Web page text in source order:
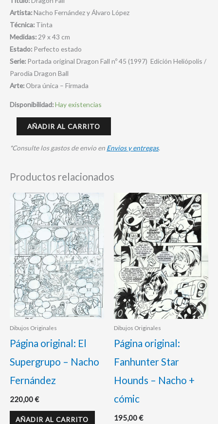
Artista:Nacho Fernández y Álvaro López
Técnica: Tinta
Medidas: 29 x 43 cm
Estado: Perfecto estado
Serie: Portada original Dragon Fall nº 45 (1997) Edición Heliópolis /
Parodia Dragon Ball
Arte: Obra única – Firmada
Disponibilidad:Hay existencias
AÑADIR AL CARRITO
*Consulte los gastos de envio en Envios y entregas.
Productos relacionados
Dibujos Originales
Página original: El
Supergrupo – Nacho
Fernández
220,00€
AÑADIR AL CARRITO
Dibujos Originales
Página original:
Fanhunter Star
Hounds – Nacho +
cómic
195,00€